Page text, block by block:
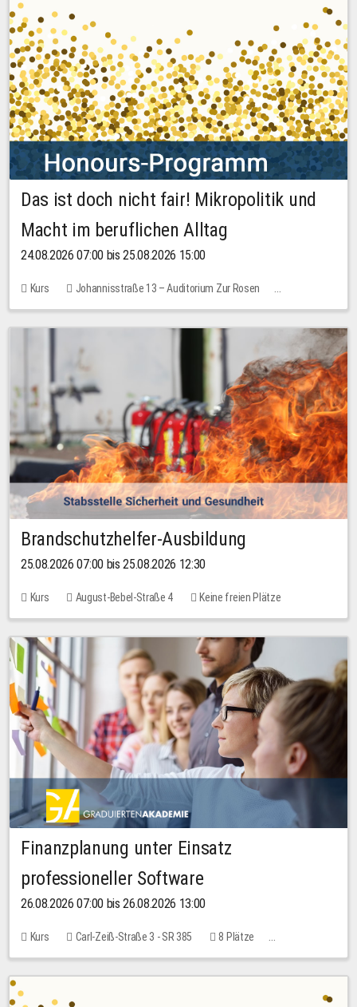
Das ist doch nicht fair! Mikropolitik und
Macht im beruflichen Alltag
24.08.2026 07:00 bis 25.08.2026 15:00
Kurs
Johannisstraße 13 – Auditorium Zur Rosen
Keine freien Plätze
Brandschutzhelfer-Ausbildung
25.08.2026 07:00 bis 25.08.2026 12:30
Kurs August-Bebel-Straße 4 Keine freien Plätze
Finanzplanung unter Einsatz
professioneller Software
26.08.2026 07:00 bis 26.08.2026 13:00
Kurs Carl-Zeiß-Straße 3 - SR 385
8 Plätze
20,00 EUR